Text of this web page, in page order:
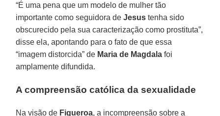
“É uma pena que um modelo de mulher tão
importante como seguidora deJesus tenha sido
obscurecido pela sua caracterização como prostituta”,
disse ela, apontando para o fato de que essa
“imagem distorcida” de Maria de Magdala foi
amplamente difundida.
A compreensão católica da sexualidade
Na visão de Figueroa, a incompreensão sobre a